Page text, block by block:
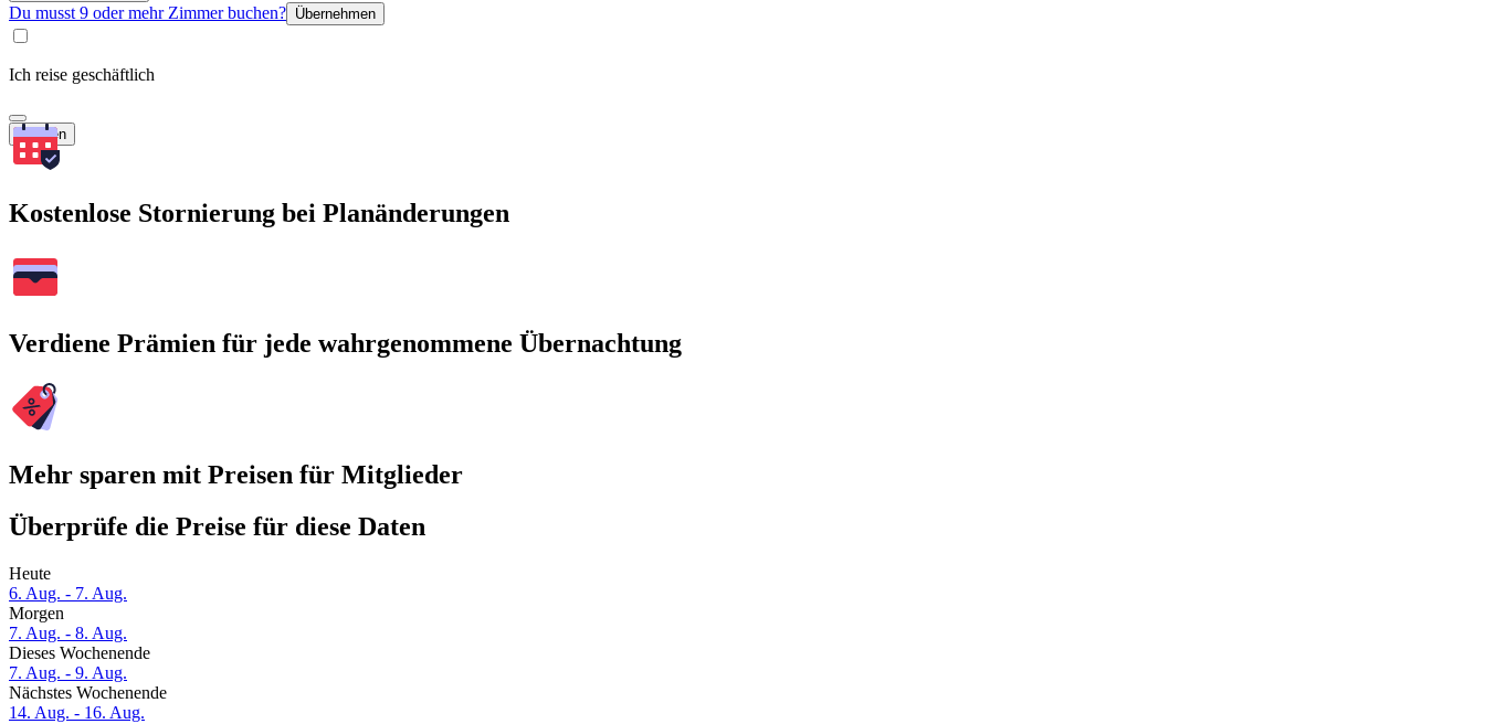
Du musst 9 oder mehr Zimmer buchen? Übernehmen
Ich reise geschäftlich
Suchen
Kostenlose Stornierung bei Planänderungen
Verdiene Prämien für jede wahrgenommene Übernachtung
Mehr sparen mit Preisen für Mitglieder
Überprüfe die Preise für diese Daten
Heute
6. Aug. - 7. Aug.
Morgen
7. Aug. - 8. Aug.
Dieses Wochenende
7. Aug. - 9. Aug.
Nächstes Wochenende
14. Aug. - 16. Aug.